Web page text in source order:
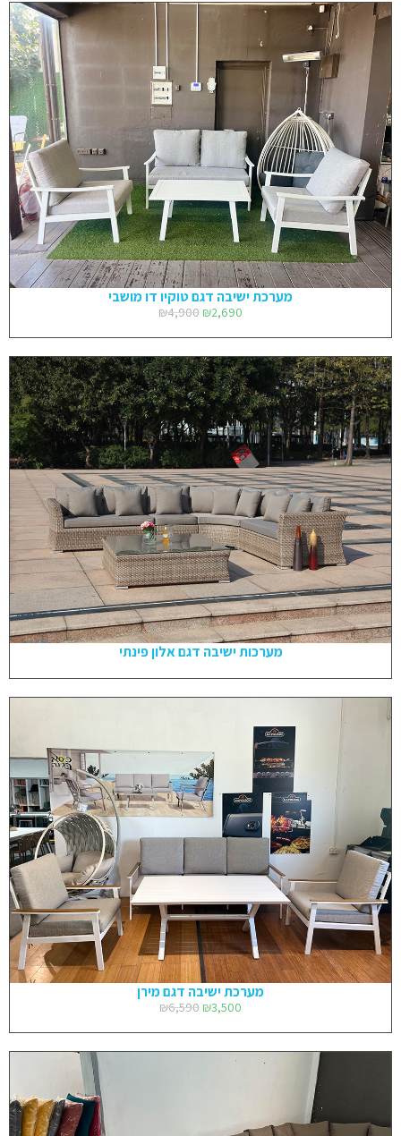
מערכת ישיבה דגם טוקיו דו מושבי
₪4,900 ₪2,690
מערכות ישיבה דגם אלון פינתי
מערכת ישיבה דגם מירן
₪6,590 ₪3,500